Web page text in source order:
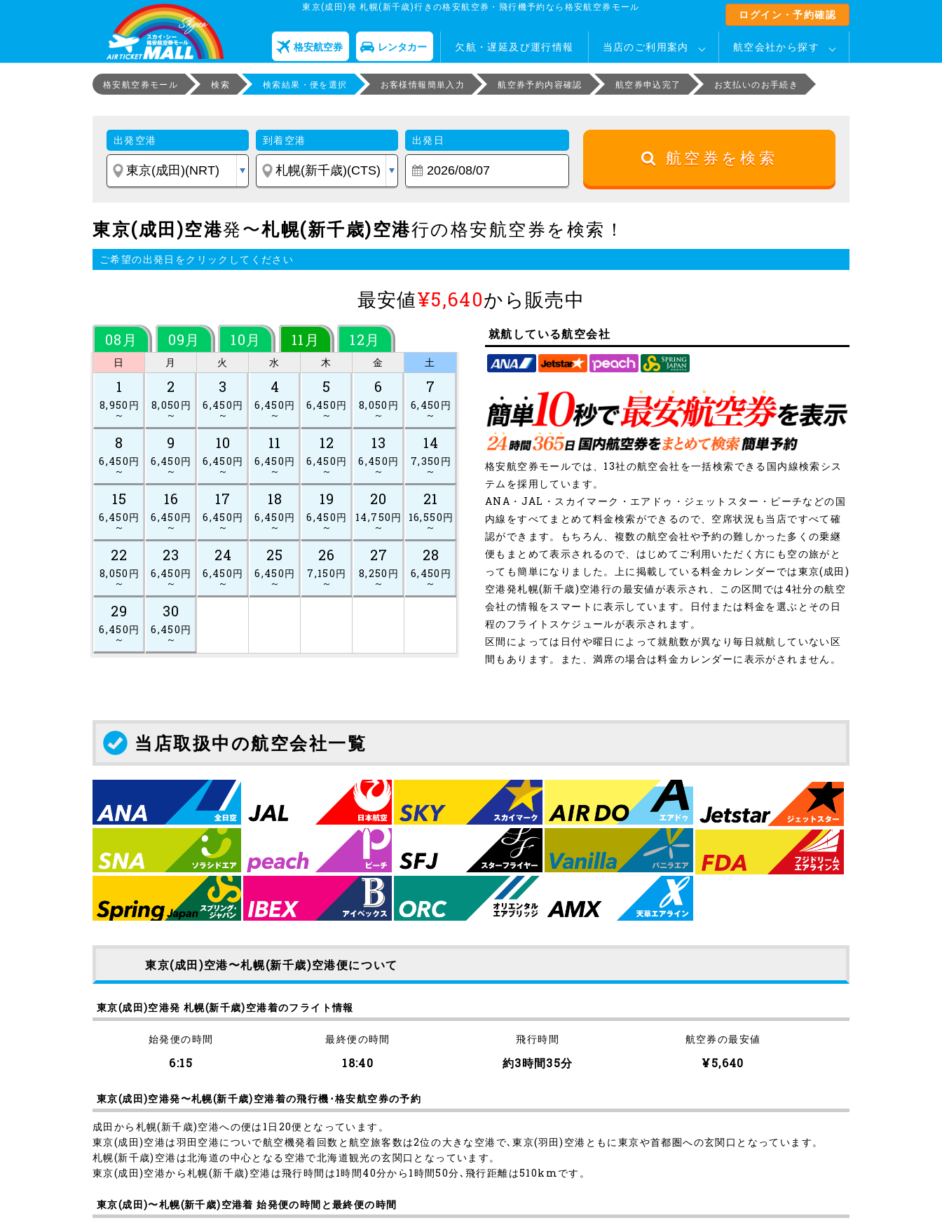
東京(成田)発 札幌(新千歳)行きの格安航空券・飛行機予約なら格安航空券モール
ログイン・予約確認
格安航空券 レンタカー 欠航・遅延及び運行情報 当店のご利用案内 航空会社から探す
格安航空券モール 検索 検索結果・便を選択 お客様情報簡単入力 航空券予約内容確認 航空券申込完了 お支払いのお手続き
出発空港 到着空港 出発日
航空券を検索
東京(成田)空港発〜札幌(新千歳)空港行の格安航空券を検索！
ご希望の出発日をクリックしてください
最安値¥5,640から販売中
08月 09月 10月 11月 12月
日 月 火 水 木 金 土
1
8,950円
～
2
8,050円
～
3
6,450円
～
4
6,450円
～
5
6,450円
～
6
8,050円
～
7
6,450円
～
8
6,450円
～
9
6,450円
～
10
6,450円
～
11
6,450円
～
12
6,450円
～
13
6,450円
～
14
7,350円
～
15
6,450円
～
16
6,450円
～
17
6,450円
～
18
6,450円
～
19
6,450円
～
20
14,750円
～
21
16,550円
～
22
8,050円
～
23
6,450円
～
24
6,450円
～
25
6,450円
～
26
7,150円
～
27
8,250円
～
28
6,450円
～
29
6,450円
～
30
6,450円
～
就航している航空会社
格安航空券モールでは、13社の航空会社を一括検索できる国内線検索シス
テムを採用しています。
ANA・JAL・スカイマーク・エアドゥ・ジェットスター・ピーチなどの国
内線をすべてまとめて料金検索ができるので、空席状況も当店ですべて確
認ができます。もちろん、複数の航空会社や予約の難しかった多くの乗継
便もまとめて表示されるので、はじめてご利用いただく方にも空の旅がと
っても簡単になりました。上に掲載している料金カレンダーでは東京(成田)
空港発札幌(新千歳)空港行の最安値が表示され、この区間では4社分の航空
会社の情報をスマートに表示しています。日付または料金を選ぶとその日
程のフライトスケジュールが表示されます。
区間によっては日付や曜日によって就航数が異なり毎日就航していない区
間もあります。また、満席の場合は料金カレンダーに表示がされません。
当店取扱中の航空会社一覧
東京(成田)空港〜札幌(新千歳)空港便について
東京(成田)空港発 札幌(新千歳)空港着のフライト情報
始発便の時間
6:15
最終便の時間
18:40
飛行時間
約3時間35分
航空券の最安値
¥5,640
東京(成田)空港発〜札幌(新千歳)空港着の飛行機･格安航空券の予約
成田から札幌(新千歳)空港への便は1日20便となっています。
東京(成田)空港は羽田空港についで航空機発着回数と航空旅客数は2位の大きな空港で､東京(羽田)空港ともに東京や首都圏への玄関口となっています。
札幌(新千歳)空港は北海道の中心となる空港で北海道観光の玄関口となっています。
東京(成田)空港から札幌(新千歳)空港は飛行時間は1時間40分から1時間50分､飛行距離は510kmです。
東京(成田)〜札幌(新千歳)空港着 始発便の時間と最終便の時間